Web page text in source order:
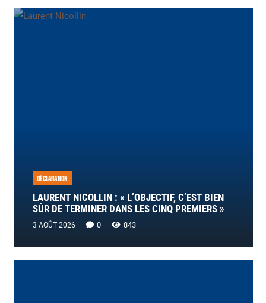
DÉCLARATION
LAURENT NICOLLIN : « L’OBJECTIF, C’EST BIEN
SÛR DE TERMINER DANS LES CINQ PREMIERS »
3 AOÛT 2026 0 843